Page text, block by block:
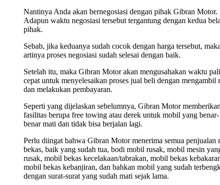
Nantinya Anda akan bernegosiasi dengan pihak Gibran Motor.
Adapun waktu negosiasi tersebut tergantung dengan kedua
pihak.
Sebab, jika keduanya sudah cocok dengan harga tersebut,
artinya proses negosiasi sudah selesai dengan baik.
Setelah itu, maka Gibran Motor akan mengusahakan waktu
cepat untuk menyelesaikan proses jual beli dengan mengambil
dan melakukan pembayaran.
Seperti yang dijelaskan sebelumnya, Gibran Motor
fasilitas berupa free towing atau derek untuk mobil yang benar-
benar mati dan tidak bisa berjalan lagi.
Perlu diingat bahwa Gibran Motor menerima semua penjualan
bekas, baik yang sudah tua, bodi mobil rusak, mobil mesin
rusak, mobil bekas kecelakaan/tabrakan, mobil bekas
mobil bekas kebanjiran, dan bahkan mobil yang sudah
dengan surat-surat yang sudah mati sejak lama.